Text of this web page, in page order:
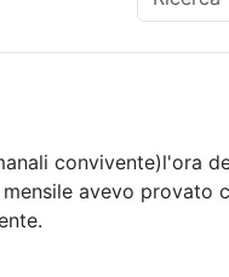
convivente)l'ora
avevo provato